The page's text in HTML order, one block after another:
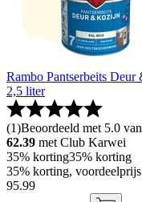
Rambo Pantserbeits
2,5 liter
(1)Beoordeeld met 5.0
62.39 met Club Karwei
35% korting35% korting
35% korting,
95.99